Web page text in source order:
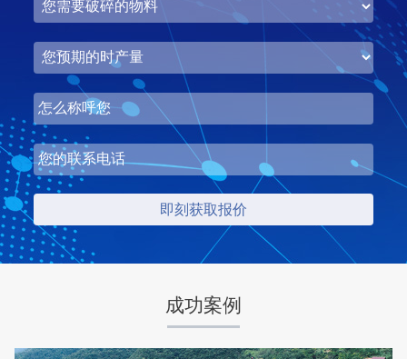
成功案例
中昇东浩荆门建材
咨询该项目执行经理